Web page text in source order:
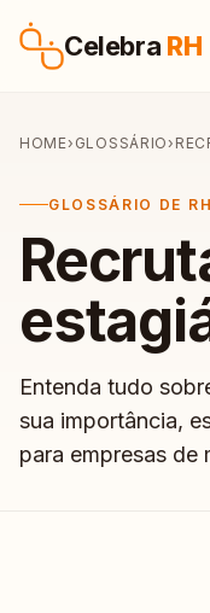
Celebra RH
HOME› GLOSSÁRIO›
GLOSSÁRIO DE RH
Entenda tudo
sua importância,
para empresas de